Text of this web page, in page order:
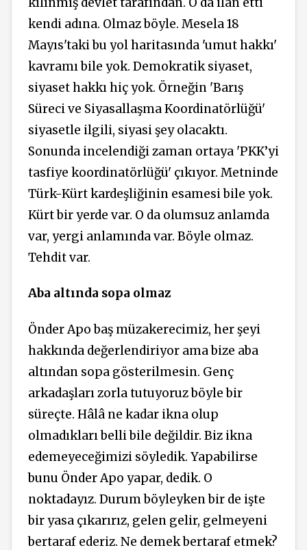
kendi adına. Olmaz böyle. Mesela 18
Mayıs'taki bu yol haritasında 'umut hakkı'
kavramı bile yok. Demokratik siyaset,
siyaset hakkı hiç yok. Örneğin 'Barış
Süreci ve Siyasallaşma Koordinatörlüğü'
siyasetle ilgili, siyasi şey olacaktı.
Sonunda incelendiği zaman ortaya 'PKK’yi
tasfiye koordinatörlüğü' çıkıyor. Metninde
Türk-Kürt kardeşliğinin esamesi bile yok.
Kürt bir yerde var. O da olumsuz anlamda
var, yergi anlamında var. Böyle olmaz.
Tehdit var.
Aba altında sopa olmaz
Önder Apobaş müzakerecimiz, her şeyi
hakkında değerlendiriyor ama bize aba
altından sopa gösterilmesin. Genç
arkadaşları zorla tutuyoruz böyle bir
süreçte. Hâlâ ne kadar ikna olup
olmadıkları belli bile değildir. Biz ikna
edemeyeceğimizi söyledik. Yapabilirse
bunu Önder Apo yapar, dedik. O
noktadayız. Durum böyleyken bir de işte
bir yasa çıkarırız, gelen gelir, gelmeyeni
bertaraf ederiz. Ne demek bertaraf etmek?